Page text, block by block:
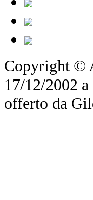
Copyright ©
17/12/2002
offerto da